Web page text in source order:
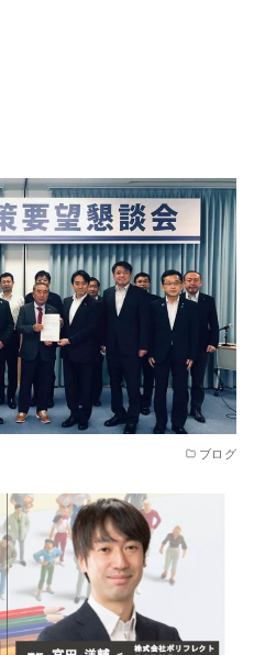
ブログ